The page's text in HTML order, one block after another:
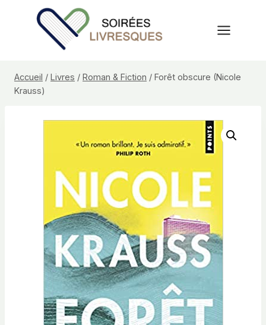
Accueil / Livres / Roman & Fiction / Forêt obscure (Nicole
Krauss)